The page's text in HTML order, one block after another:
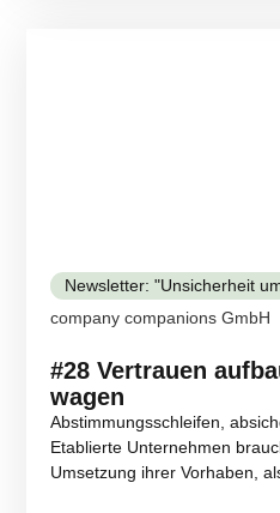
Newsletter: "Unsicherheit
company companions GmbH
#28 Vertrauen
wagen
Abstimmungsschleifen,
Etablierte Unternehmen
Umsetzung ihrer Vorhaben,